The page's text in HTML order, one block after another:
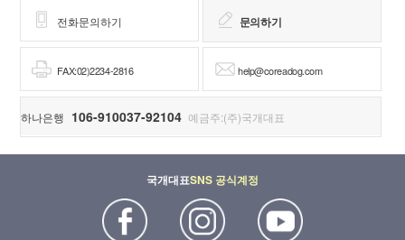
전화문의하기 문의하기
FAX:02)2234-2816 help@coreadog.com
하나은행 106-910037-92104 예금주:(주)국개대표
국개대표SNS 공식계정